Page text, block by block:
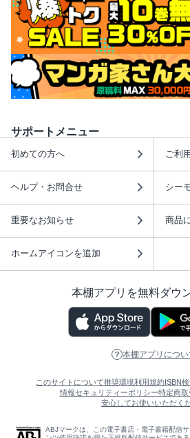
サポートメニュー
初めての方へ ご利
ヘルプ・お問合せ シー
重要なお知らせ 商品
ホームアイコンを追加
本棚アプリを無料ダウ
本棚アプリについ
このサイトについて推奨環境利用規約ISBN
情報セキュリティーポリシー特定商
安心してお使いいただく
ABJマークは、この電子書店・電子書籍配信